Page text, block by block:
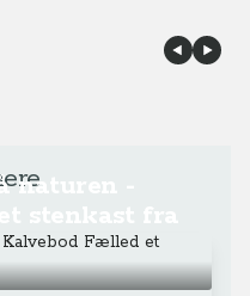
naturen -